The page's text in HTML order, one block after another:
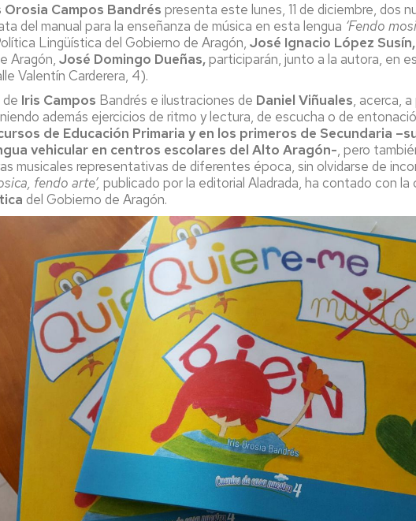
Orosia Campos Bandrés presenta este lunes, 11 de diciembre, dos
del manual para la enseñanza de música en esta lengua ‘Fendo
Lingüística del Gobierno de Aragón, José Ignacio López Susín,
Aragón, José Domingo Dueñas,participarán, junto a la autora, en
Valentín Carderera, 4).
Iris Campos Bandrés e ilustraciones de Daniel Viñuales, acerca,
además ejercicios de ritmo y lectura, de escucha o de
de Educación Primaria y en los primeros de Secundaria
vehicular en centros escolares del Alto Aragón-, pero
musicales representativas de diferentes época, sin olvidarse de
fendo arte’, publicado por la editorial Aladrada, ha contado con la
del Gobierno de Aragón.